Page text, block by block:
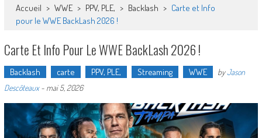
Accueil > WWE > PPV, PLE, > Backlash > Carte et Info
pour le WWE BackLash 2026 !
Carte Et Info Pour Le WWE BackLash 2026 !
Backlash carte PPV, PLE, Streaming WWE byJason
Descôteaux- mai 5, 2026